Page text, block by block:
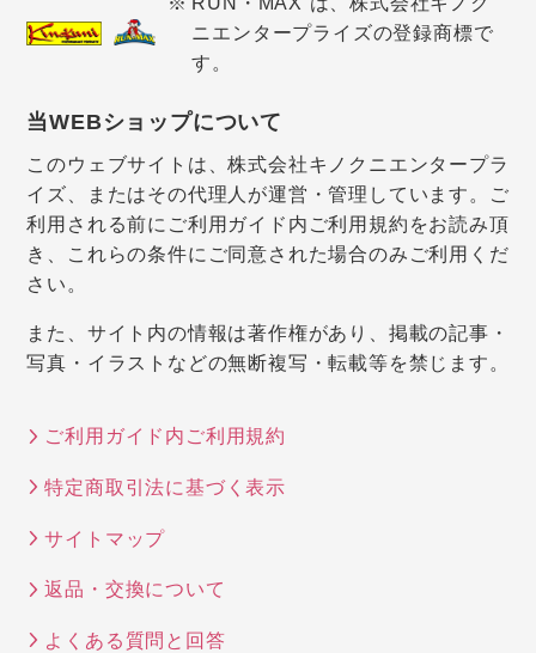
ニエンタープライズの登録商標で
す。
当WEBショップについて
このウェブサイトは、株式会社キノクニエンタープラ
イズ、またはその代理人が運営・管理しています。ご
利用される前にご利用ガイド内ご利用規約をお読み頂
き、これらの条件にご同意された場合のみご利用くだ
さい。
また、サイト内の情報は著作権があり、掲載の記事・
写真・イラストなどの無断複写・転載等を禁じます。
ご利用ガイド内ご利用規約
特定商取引法に基づく表示
サイトマップ
返品・交換について
よくある質問と回答